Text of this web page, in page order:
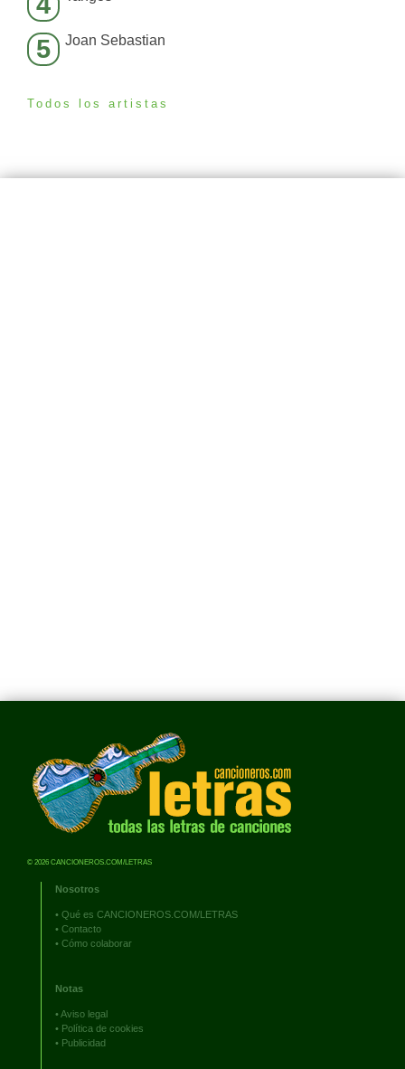
5 Joan Sebastian
Todos los artistas
© 2026 CANCIONEROS.COM/LETRAS
Nosotros
• Qué es CANCIONEROS.COM/LETRAS
• Contacto
• Cómo colaborar
Notas
•Aviso legal
• Política de cookies
• Publicidad